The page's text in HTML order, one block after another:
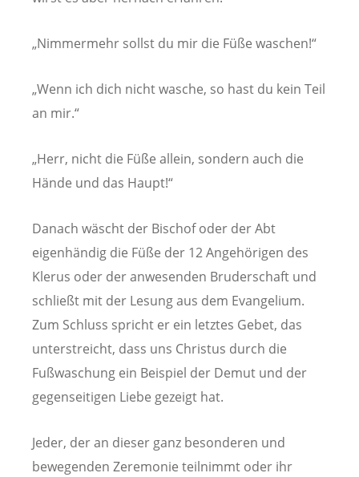
„Nimmermehr sollst du mir die Füße waschen!“
„Wenn ich dich nicht wasche, so hast du kein Teil
an mir.“
„Herr, nicht die Füße allein, sondern auch die
Hände und das Haupt!“
Danach wäscht der Bischof oder der Abt
eigenhändig die Füße der 12 Angehörigen des
Klerus oder der anwesenden Bruderschaft und
schließt mit der Lesung aus dem Evangelium.
Zum Schluss spricht er ein letztes Gebet, das
unterstreicht, dass uns Christus durch die
Fußwaschung ein Beispiel der Demut und der
gegenseitigen Liebe gezeigt hat.
Jeder, der an dieser ganz besonderen und
bewegenden Zeremonie teilnimmt oder ihr